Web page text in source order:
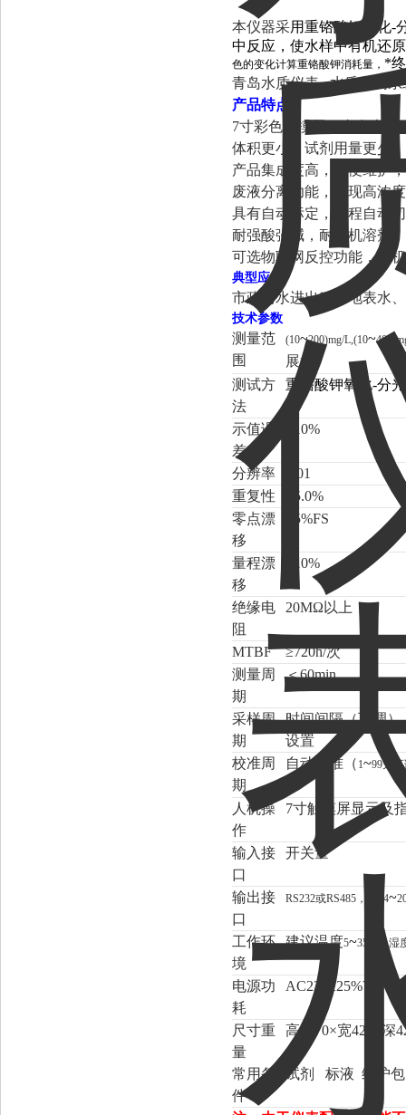
本仪器采用重铬酸钾氧化-
中反应，使水样中有机还
色的变化计算重铬酸钾消耗量， *
青岛水质仪表 水质监测系
产品特点
7寸彩色触摸屏，内存大，
体积更小，试剂用量更少
产品集成度高，方便维护
废液分离功能，实现高浓
具有自动标定，量程自动
耐强酸强碱，耐有机溶剂
可选物联网反控功能，手
典型应用
市政污水进出口、地表水
技术参数
测量范
围
(10~200)mg/L,(10~
展)
测试方
法
重铬酸钾氧化-分
示值误
差
±10%
分辨率
0.01
重复性
≤5.0%
零点漂
移
±5%FS
量程漂
移
±10%
绝缘电
阻
20MΩ以上
MTBF
≥720h/次
测量周
期
＜60min
采样周
期
时间间隔（可调
设置
校准周
期
自动校准（ 1~99天
人机操
作
7寸触摸屏显示及
输入接
口
开关量
输出接
口
RS232或RS485，1路4~
工作环
境
建议温度5~35℃，湿
电源功
耗
AC220±25%V，
尺寸重
量
高1370×宽420×深
常用备
件
试剂 标液 维护包